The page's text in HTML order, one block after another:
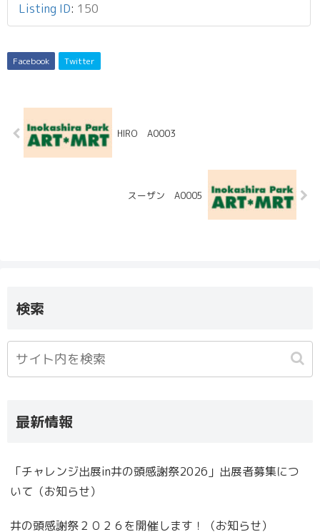
Listing ID: 150
Facebook Twitter
HIRO A0003
スーザン A0005
検索
最新情報
「チャレンジ出展in井の頭感謝祭2026」出展者募集につ
いて（お知らせ）
井の頭感謝祭２０２６を開催します！（お知らせ）